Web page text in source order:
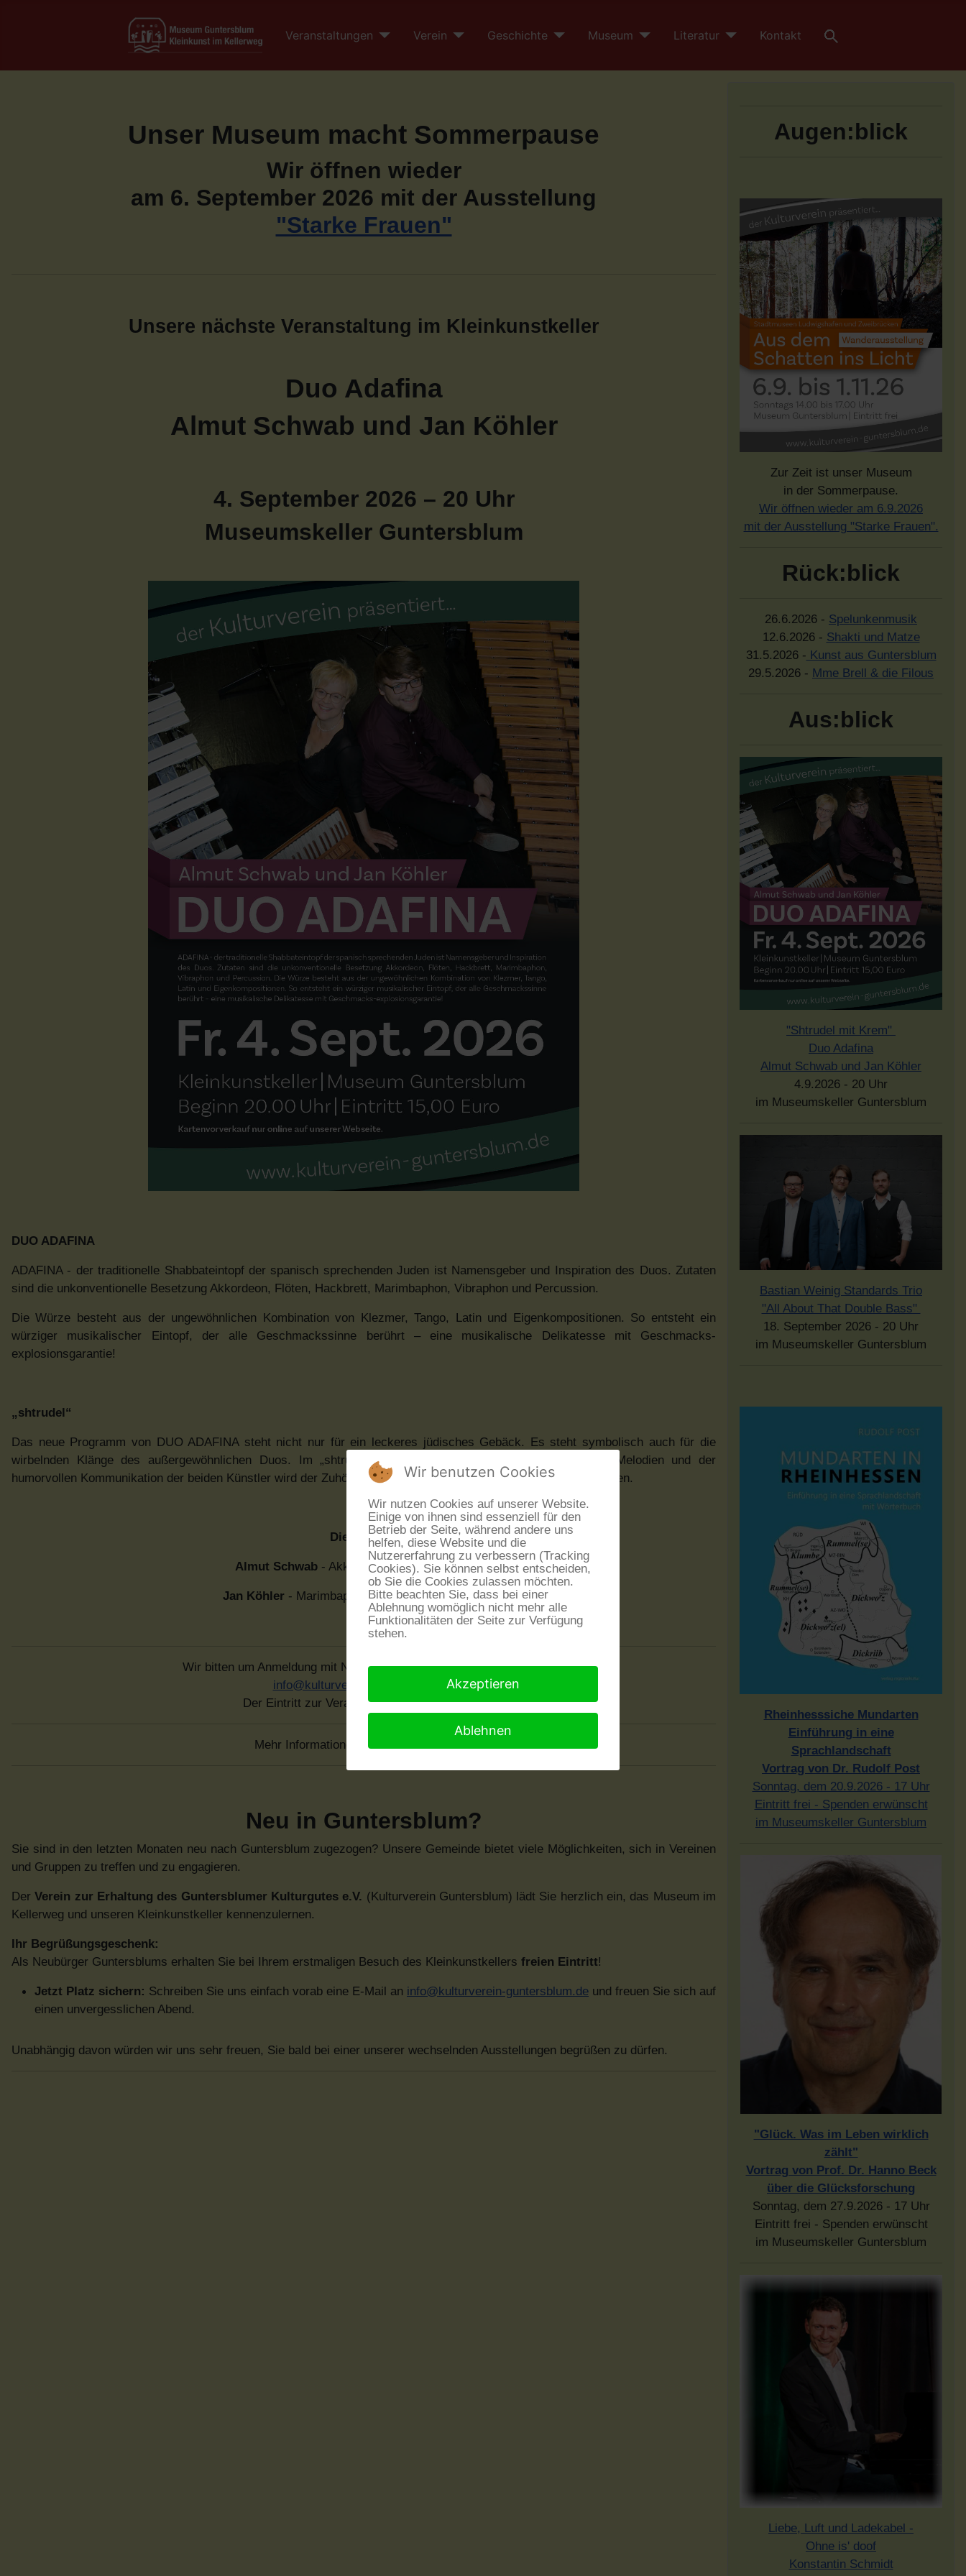
Veranstaltungen Verein Geschichte Museum Literatur Kontakt
Unser Museum macht Sommerpause
Wir öffnen wieder
am 6. September 2026 mit der Ausstellung
"Starke Frauen"
Unsere nächste Veranstaltung im Kleinkunstkeller
Duo Adafina
Almut Schwab und Jan Köhler
4. September 2026 – 20 Uhr
Museumskeller Guntersblum
DUO ADAFINA
ADAFINA - der traditionelle Shabbateintopf der spanisch sprechenden Juden ist Namensgeber und Inspiration des Duos. Zutaten
sind die unkonventionelle Besetzung Akkordeon, Flöten, Hackbrett, Marimbaphon, Vibraphon und Percussion.
Die Würze besteht aus der ungewöhnlichen Kombination von Klezmer, Tango, Latin und Eigenkompositionen. So entsteht ein
würziger musikalischer Eintopf, der alle Geschmackssinne berührt – eine musikalische Delikatesse mit Geschmacks-
explosionsgarantie!
„shtrudel“
Das neue Programm von DUO ADAFINA steht nicht nur für ein leckeres jüdisches Gebäck. Es steht symbolisch auch für die
wirbelnden Klänge des außergewöhnlichen Duos. Im „shtrudel“ der virtuosen Rhythmik, der verspielten Melodien und der
humorvollen Kommunikation der beiden Künstler wird der Zuhörer in den Sog einer einzigartigen Klangwelt gezogen.
Die Musiker
Almut Schwab - Akkordeon / Flöten / Hackbrett
Jan Köhler - Marimbaphon / Vibraphon / Percussion
Wir bitten um Anmeldung mit Namen, E-Mail und Telefonnummer an
info@kulturverein-guntersblum.de
Der Eintritt zur Veranstaltung beträgt 15 Euro
Mehr Informationen:
Neu in Guntersblum?
Sie sind in den letzten Monaten neu nach Guntersblum zugezogen? Unsere Gemeinde bietet viele Möglichkeiten, sich in Vereinen
und Gruppen zu treffen und zu engagieren.
DerVerein zur Erhaltung des Guntersblumer Kulturgutes e.V. (Kulturverein Guntersblum) lädt Sie herzlich ein, das Museum im
Kellerweg und unseren Kleinkunstkeller kennenzulernen.
Ihr Begrüßungsgeschenk:
Als Neubürger Guntersblums erhalten Sie bei Ihrem erstmaligen Besuch des Kleinkunstkellers freien Eintritt!
Jetzt Platz sichern: Schreiben Sie uns einfach vorab eine E-Mail an info@kulturverein-guntersblum.de und freuen Sie sich auf
einen unvergesslichen Abend.
Unabhängig davon würden wir uns sehr freuen, Sie bald bei einer unserer wechselnden Ausstellungen begrüßen zu dürfen.
Augen:blick
Zur Zeit ist unser Museum
in der Sommerpause.
Wir öffnen wieder am 6.9.2026
mit der Ausstellung "Starke Frauen".
Rück:blick
26.6.2026 - Spelunkenmusik
12.6.2026 - Shakti und Matze
31.5.2026 - Kunst aus Guntersblum
29.5.2026 - Mme Brell & die Filous
Aus:blick
"Shtrudel mit Krem"
Duo Adafina
Almut Schwab und Jan Köhler
4.9.2026 - 20 Uhr
im Museumskeller Guntersblum
Bastian Weinig Standards Trio
"All About That Double Bass"
18. September 2026 - 20 Uhr
im Museumskeller Guntersblum
Rheinhesssiche Mundarten
Einführung in eine
Sprachlandschaft
Vortrag von Dr. Rudolf Post
Sonntag, dem 20.9.2026 - 17 Uhr
Eintritt frei - Spenden erwünscht
im Museumskeller Guntersblum
"Glück. Was im Leben wirklich
zählt"
Vortrag von Prof. Dr. Hanno Beck
über die Glücksforschung
Sonntag, dem 27.9.2026 - 17 Uhr
Eintritt frei - Spenden erwünscht
im Museumskeller Guntersblum
Liebe, Luft und Ladekabel -
Ohne is' doof
Konstantin Schmidt
Wir benutzen Cookies
Wir nutzen Cookies auf unserer Website.
Einige von ihnen sind essenziell für den
Betrieb der Seite, während andere uns
helfen, diese Website und die
Nutzererfahrung zu verbessern (Tracking
Cookies). Sie können selbst entscheiden,
ob Sie die Cookies zulassen möchten.
Bitte beachten Sie, dass bei einer
Ablehnung womöglich nicht mehr alle
Funktionalitäten der Seite zur Verfügung
stehen.
Akzeptieren
Ablehnen